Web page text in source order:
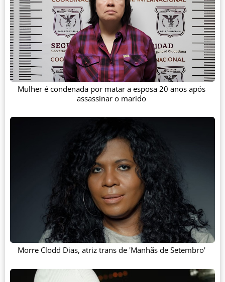
Mulher é condenada por matar a esposa 20 anos após
assassinar o marido
Morre Clodd Dias, atriz trans de 'Manhãs de Setembro'